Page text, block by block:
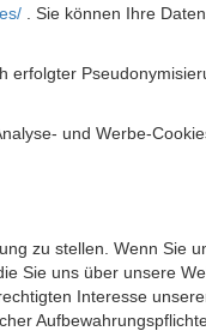
. Sie können Ihre
erfolgter
und Werbe-
zu stellen. Wenn Sie
Sie uns über unsere
Interesse